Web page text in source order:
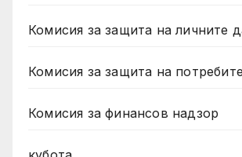
Комисия за защита на личните
Комисия за защита на
Комисия за финансов надзор